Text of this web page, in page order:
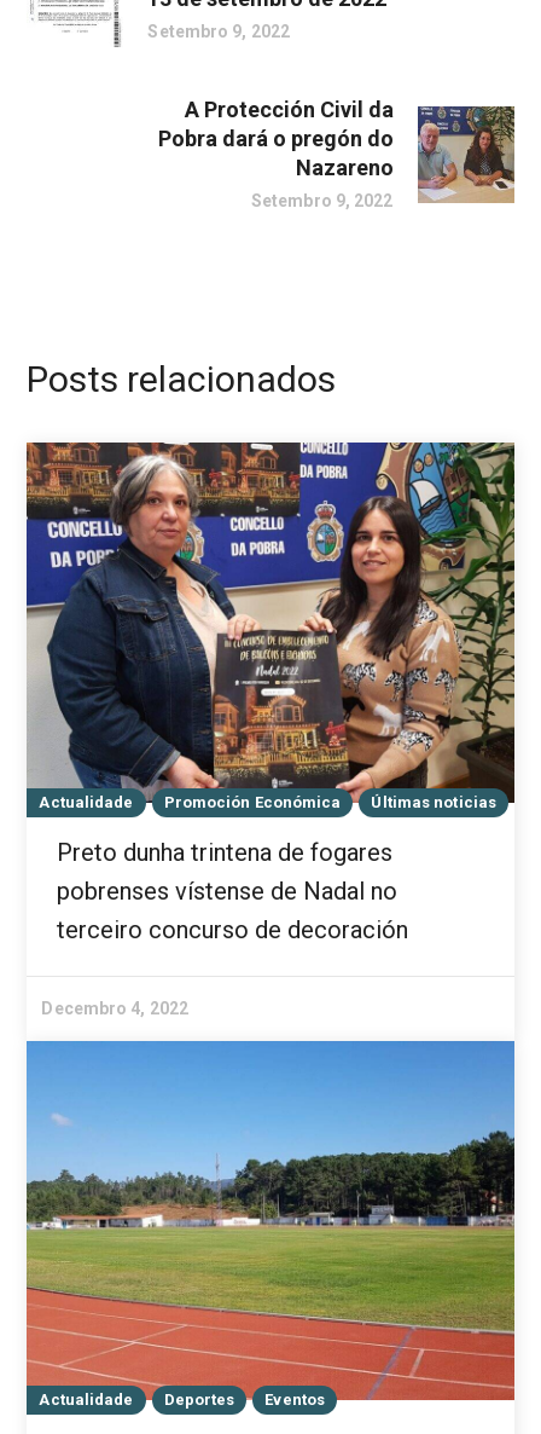
Setembro 9, 2022
A Protección Civil da
Pobra dará o pregón do
Nazareno
Setembro 9, 2022
Posts relacionados
Actualidade Promoción Económica Últimas noticias
Preto dunha trintena de fogares
pobrenses vístense de Nadal no
terceiro concurso de decoración
Decembro 4, 2022
Actualidade Deportes Eventos